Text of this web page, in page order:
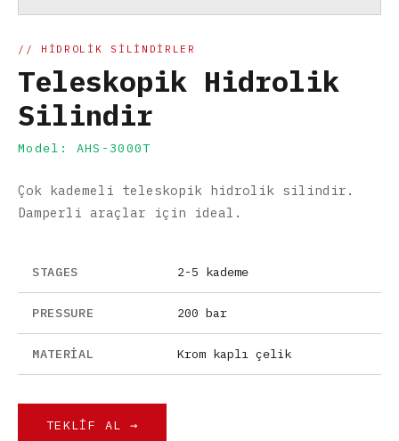
// HIDROLIK SILINDIRLER
Teleskopik Hidrolik
Silindir
Model: AHS-3000T
Çok kademeli teleskopik hidrolik silindir.
Damperli araçlar için ideal.
STAGES 2-5 kademe
PRESSURE 200 bar
MATERIAL Krom kaplı çelik
TEKLIF AL →